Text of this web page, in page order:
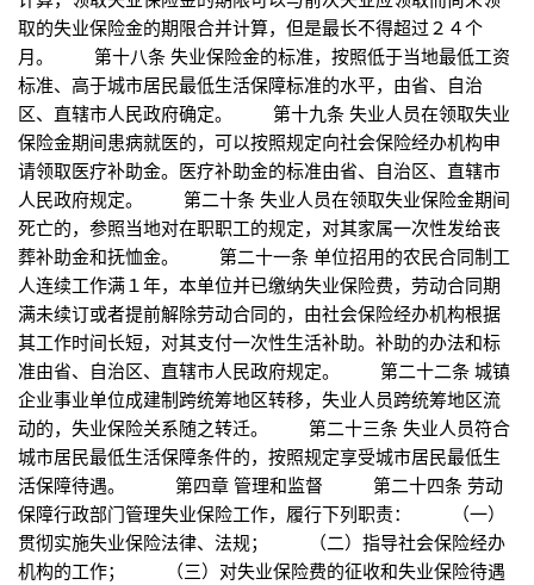
取的失业保险金的期限合并计算，但是最长不得超过２４个
月。 第十八条 失业保险金的标准，按照低于当地最低工资
标准、高于城市居民最低生活保障标准的水平，由省、自治
区、直辖市人民政府确定。 第十九条 失业人员在领取失业
保险金期间患病就医的，可以按照规定向社会保险经办机构申
请领取医疗补助金。医疗补助金的标准由省、自治区、直辖市
人民政府规定。 第二十条 失业人员在领取失业保险金期间
死亡的，参照当地对在职职工的规定，对其家属一次性发给丧
葬补助金和抚恤金。 第二十一条 单位招用的农民合同制工
人连续工作满１年，本单位并已缴纳失业保险费，劳动合同期
满未续订或者提前解除劳动合同的，由社会保险经办机构根据
其工作时间长短，对其支付一次性生活补助。补助的办法和标
准由省、自治区、直辖市人民政府规定。 第二十二条 城镇
企业事业单位成建制跨统筹地区转移，失业人员跨统筹地区流
动的，失业保险关系随之转迁。 第二十三条 失业人员符合
城市居民最低生活保障条件的，按照规定享受城市居民最低生
活保障待遇。 第四章 管理和监督 第二十四条 劳动
保障行政部门管理失业保险工作，履行下列职责： （一）
贯彻实施失业保险法律、法规； （二）指导社会保险经办
机构的工作； （三）对失业保险费的征收和失业保险待遇